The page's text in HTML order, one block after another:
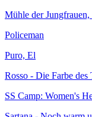
Mühle der
Policeman
Puro, El
Rosso - Die Farbe des
SS Camp: Women's